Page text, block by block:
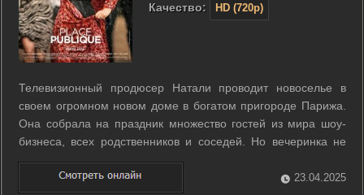
Качество:
HD (720p)
Телевизионный продюсер Натали проводит новоселье в
своем огромном новом доме в богатом пригороде Парижа.
Она собрала на праздник множество гостей из мира шоу-
бизнеса, всех родственников и соседей. Но вечеринка не
всех устраивает, и не у всех хорошее настроение. ...
23.04.2025